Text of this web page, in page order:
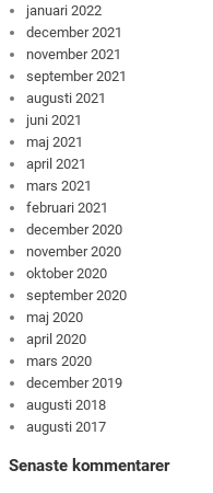
januari 2022
december 2021
november 2021
september 2021
augusti 2021
juni 2021
maj 2021
april 2021
mars 2021
februari 2021
december 2020
november 2020
oktober 2020
september 2020
maj 2020
april 2020
mars 2020
december 2019
augusti 2018
augusti 2017
Senaste kommentarer